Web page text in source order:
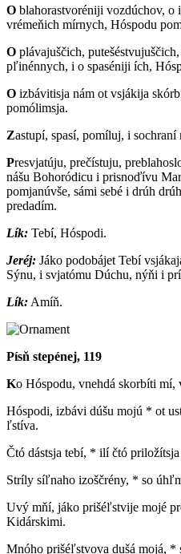
O blahorastvoréniji vozdúchov,
vrémeňich mírnych, Hóspodu
O plávajuščich,
pľinénnych, i o spaséniji ích,
O izbávitisja nám ot vsjákija
pomólimsja.
Zastupí, spasí, pomíluj, i
Presvjatúju, prečístuju,
nášu Bohoródicu i prisnoďívu
pomjanúvše, sámi sebé i drúh
predadím.
Lík: Tebí, Hóspodi.
Jeréj: Jáko podobájet Tebí
Sýnu, i svjatómu Dúchu, nýňi i
Lík: Amíň.
Písň stepénej, 119
Ko Hóspodu, vnehdá skorbíti mí,
Hóspodi, izbávi dúšu mojú * ot
ľstíva.
Čtó dástsja tebí, * ilí čtó
Stríly síľnaho izoščrény, * so
Uvý mňí, jáko prišéľstvije mojé
Kidárskimi.
Mnóho prišéľstvova dušá mojá, *